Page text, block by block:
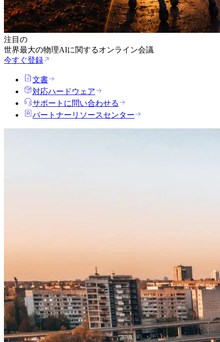
注目の
世界最大の物理AIに関するオンライン会議
今すぐ登録
文書
対応ハードウェア
サポートに問い合わせる
パートナーリソースセンター